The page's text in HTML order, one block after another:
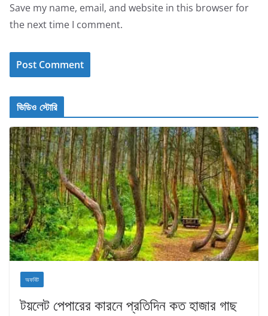
Save my name, email, and website in this browser for
the next time I comment.
ভিডিও স্টোরি
অফবিট
টয়লেট পেপারের কারনে প্রতিদিন কত হাজার গাছ